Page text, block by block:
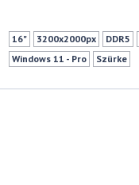
16" 3200x2000px DDR5
Windows 11 - Pro
Szürke